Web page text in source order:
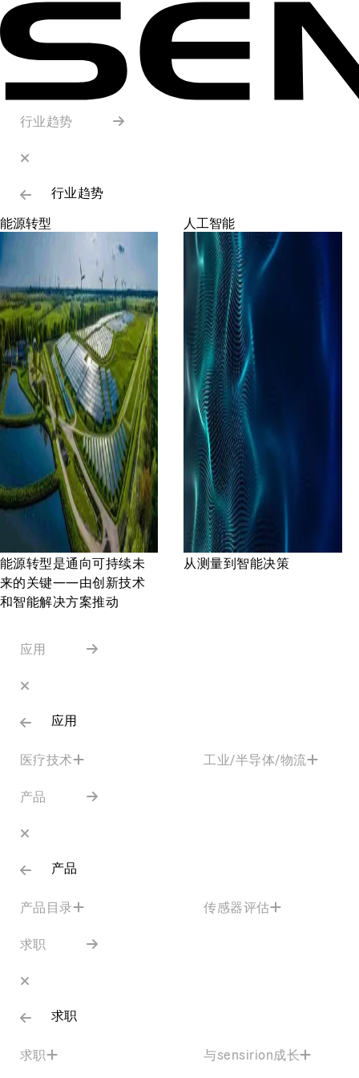
行业趋势
行业趋势
能源转型
能源转型是通向可持续未
来的关键——由创新技术
和智能解决方案推动
人工智能
从测量到智能决策
应用
应用
医疗技术 工业/半导体/物流
产品
产品
产品目录 传感器评估
求职
求职
求职 与sensirion成长